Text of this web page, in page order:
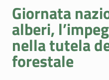
Giornata
alberi,
nella tutela
forestale